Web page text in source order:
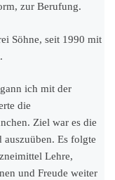
zur Berufung.
Söhne, seit 1990 mit
ich mit der
die
Ziel war es die
Es folgte
Lehre,
und Freude weiter